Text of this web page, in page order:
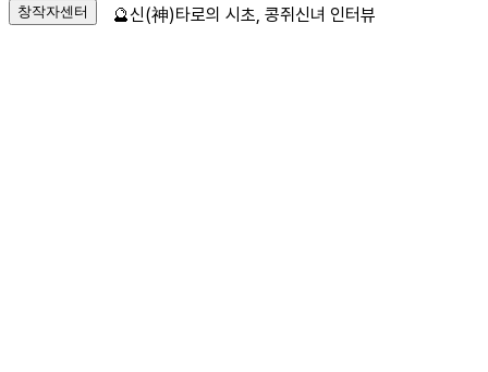
창작자센터 🔮신(神)타로의 시초, 콩쥐신녀 인터뷰